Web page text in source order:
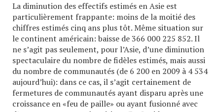
La diminution des effectifs estimés en Asie est
particulièrement frappante: moins de la moitié des
chiffres estimés cinq ans plus tôt. Même situation sur
le continent américain: baisse de 366 000 225 852. Il
ne s’agit pas seulement, pour l’Asie, d’une diminution
spectaculaire du nombre de fidèles estimés, mais aussi
du nombre de communautés (de 6 200 en 2009 à 4 534
aujourd’hui): dans ce cas, il s’agit certainement de
fermetures de communautés ayant disparu après une
croissance en «feu de paille» ou ayant fusionné avec